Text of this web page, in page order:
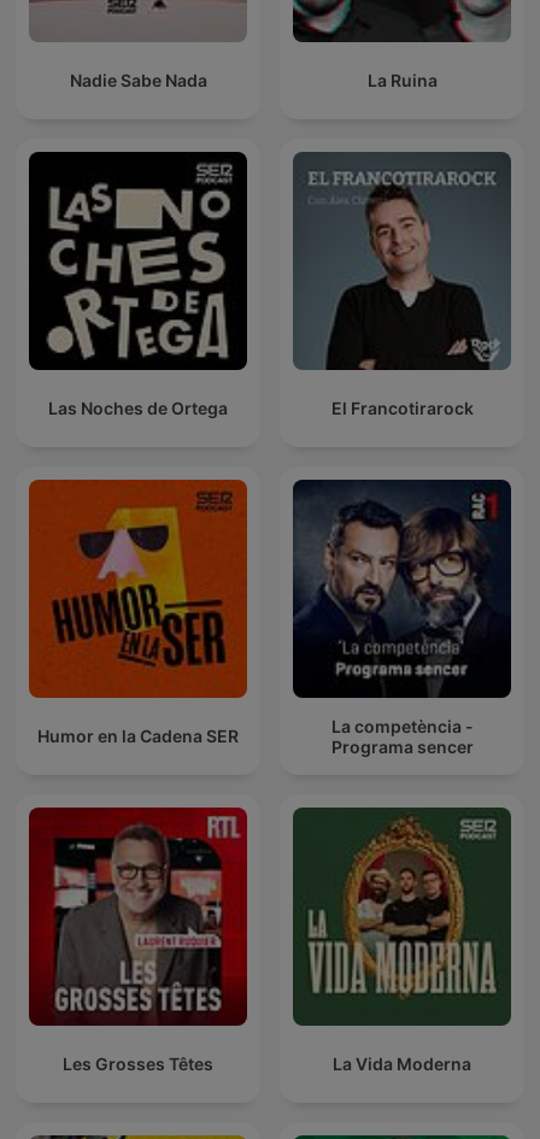
Nadie Sabe Nada La Ruina
Las Noches de Ortega El Francotirarock
Humor en la Cadena SER
La competència -
Programa sencer
Les Grosses Têtes La Vida Moderna